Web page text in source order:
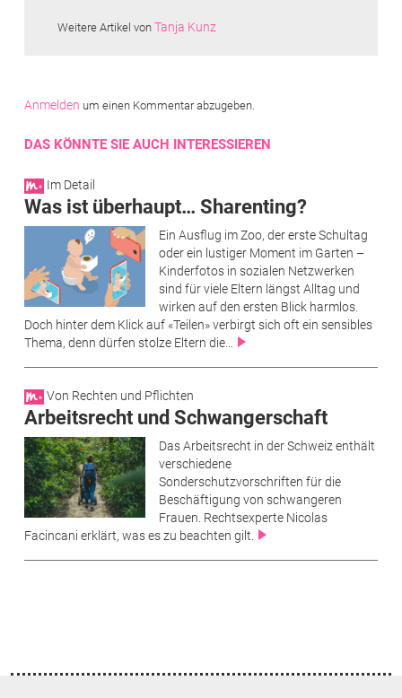
Weitere Artikel von Tanja Kunz
Anmelden um einen Kommentar abzugeben.
DAS KÖNNTE SIE AUCH INTERESSIEREN
Im Detail
Was ist überhaupt… Sharenting?
Ein Ausflug im Zoo, der erste Schultag
oder ein lustiger Moment im Garten –
Kinderfotos in sozialen Netzwerken
sind für viele Eltern längst Alltag und
wirken auf den ersten Blick harmlos.
Doch hinter dem Klick auf «Teilen» verbirgt sich oft ein sensibles
Thema, denn dürfen stolze Eltern die…
Von Rechten und Pflichten
Arbeitsrecht und Schwangerschaft
Das Arbeitsrecht in der Schweiz enthält
verschiedene
Sonderschutzvorschriften für die
Beschäftigung von schwangeren
Frauen. Rechtsexperte Nicolas
Facincani erklärt, was es zu beachten gilt.